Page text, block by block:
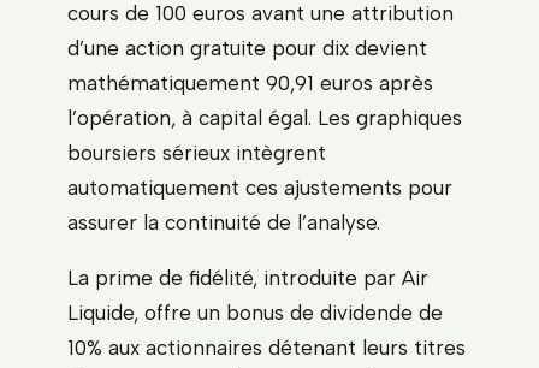
cours de 100 euros avant une attribution
d’une action gratuite pour dix devient
mathématiquement 90,91 euros après
l’opération, à capital égal. Les graphiques
boursiers sérieux intègrent
automatiquement ces ajustements pour
assurer la continuité de l’analyse.
La prime de fidélité, introduite par Air
Liquide, offre un bonus de dividende de
10% aux actionnaires détenant leurs titres